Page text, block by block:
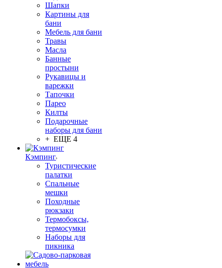
Шапки
Картины для
бани
Мебель для бани
Травы
Масла
Банные
простыни
Рукавицы и
варежки
Тапочки
Парео
Килты
Подарочные
наборы для бани
+ ЕЩЕ 4
Кэмпинг
Туристические
палатки
Спальные
мешки
Походные
рюкзаки
Термобоксы,
термосумки
Наборы для
пикника